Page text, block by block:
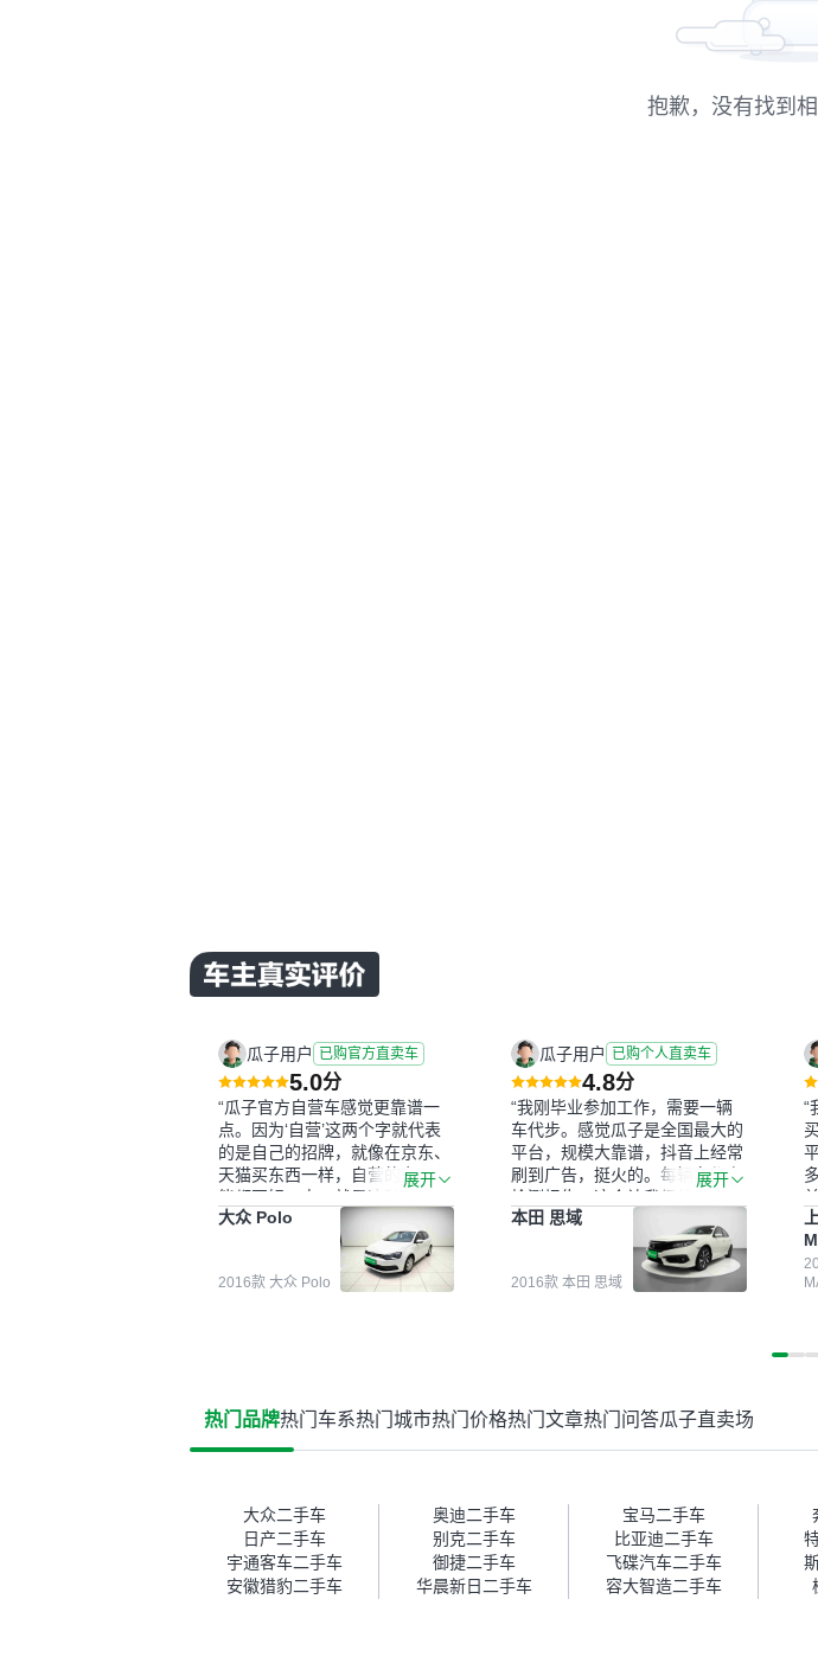
抱歉，没有找到
瓜子用户 已购官方直卖车
5.0分
“瓜子官方自营车感觉更靠谱一
点。因为‘自营’这两个字就代表
的是自己的招牌，就像在京东、
天猫买东西一样，自营的东西可
能都要好一点。就是这种刻板印
象吧。一开始买二手车的时候，
我确实有担心过事故车、泡水车
这些问题。瓜子的检测报告其实
并不能完全打消顾虑，因为我也
果跟你们的报告是符合的，所以
这次车况没问题。购车流程挺快
车。去之前我提前跟交接人员说
好，到了之后要当着我的面再做
一次复检，你们也安排了师傅，
服务可以，速度很快。体验下来
自营车的感觉是要比个人车好一
展开
大众 Polo
2016款 大众 Polo
瓜子用户 已购个人直卖车
4.8分
“我刚毕业参加工作，需要一辆
车代步。感觉瓜子是全国最大的
平台，规模大靠谱，抖音上经常
刷到广告，挺火的。每辆车都有
检测报告，这个让我很放心。去
外面买车全凭卖家一张嘴，不敢
买。我买了本田思域，白色，过
户次数少，公里数符合，虽然价
格比我心理预期略高一点，但瓜
价格比车商那便宜，车况也有检
展开
本田 思域
2016款 本田 思域
“
热门品牌热门车系热门城市热门价格热门文章热门问答瓜子直卖场
大众二手车 奥迪二手车 宝马二手车
日产二手车
别克二手车 比亚迪二手车
宇通客车二手车
御捷二手车 飞碟汽车二手车
安徽猎豹二手车
华晨新日二手车 容大智造二手车